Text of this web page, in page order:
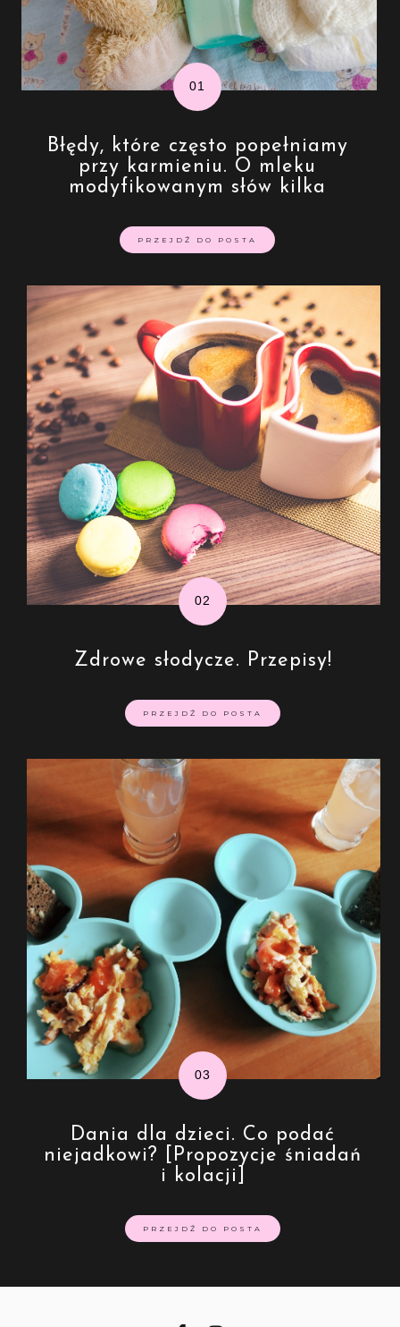
Błędy, które często popełniamy
przy karmieniu. O mleku
modyfikowanym słów kilka
PRZEJDŹ DO POSTA
Zdrowe słodycze. Przepisy!
PRZEJDŹ DO POSTA
Dania dla dzieci. Co podać
niejadkowi? [Propozycje śniadań
i kolacji]
PRZEJDŹ DO POSTA